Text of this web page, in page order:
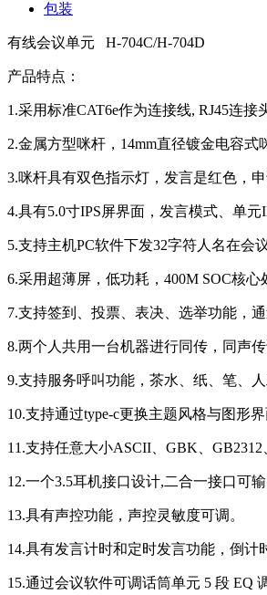
包装
有线会议单元 H-704C/H-704D
产品特点：
1.采用标准CAT6e作为连接线, RJ45连
2.金属方型咪杆，14mm直径镀金电容式
3.咪杆具有双色指示灯，发言是红色，
4.具有5.0寸IPS屏界面，发言模式、单
5.支持主机PC软件下发32字符人名在会
6.采用超薄屏，低功耗，400M SOC核
7.支持签到、投票、表决、选举功能，
8.两个人共用一台机器进行同传，同声
9.支持服务呼叫功能，茶水、纸、笔、人
10.支持通过type-c更换主题风格与图形界
11.支持任意大小ASCII、GBK、
12.一个3.5耳机接口设计,二合一接口可
13.具有声控功能，声控灵敏度可调。
14.具有发言计时和定时发言功能，倒计
15.通过会议软件可调话筒单元 5 段 EQ